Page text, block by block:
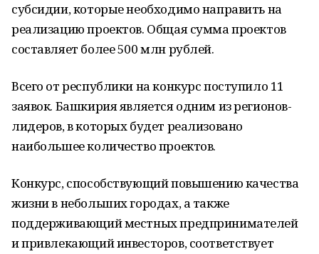
субсидии, которые необходимо направить на
реализацию проектов. Общая сумма проектов
составляет более 500 млн рублей.
Всего от республики на конкурс поступило 11
заявок. Башкирия является одним из регионов-
лидеров, в которых будет реализовано
наибольшее количество проектов.
Конкурс, способствующий повышению качества
жизни в небольших городах, а также
поддерживающий местных предпринимателей
и привлекающий инвесторов, соответствует